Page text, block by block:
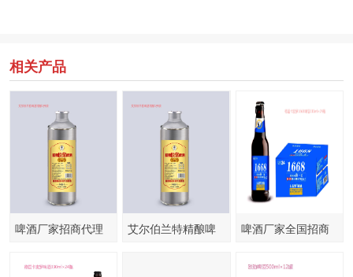
相关产品
啤酒厂家招商代理
艾尔伯兰特精酿啤
啤酒厂家全国招商